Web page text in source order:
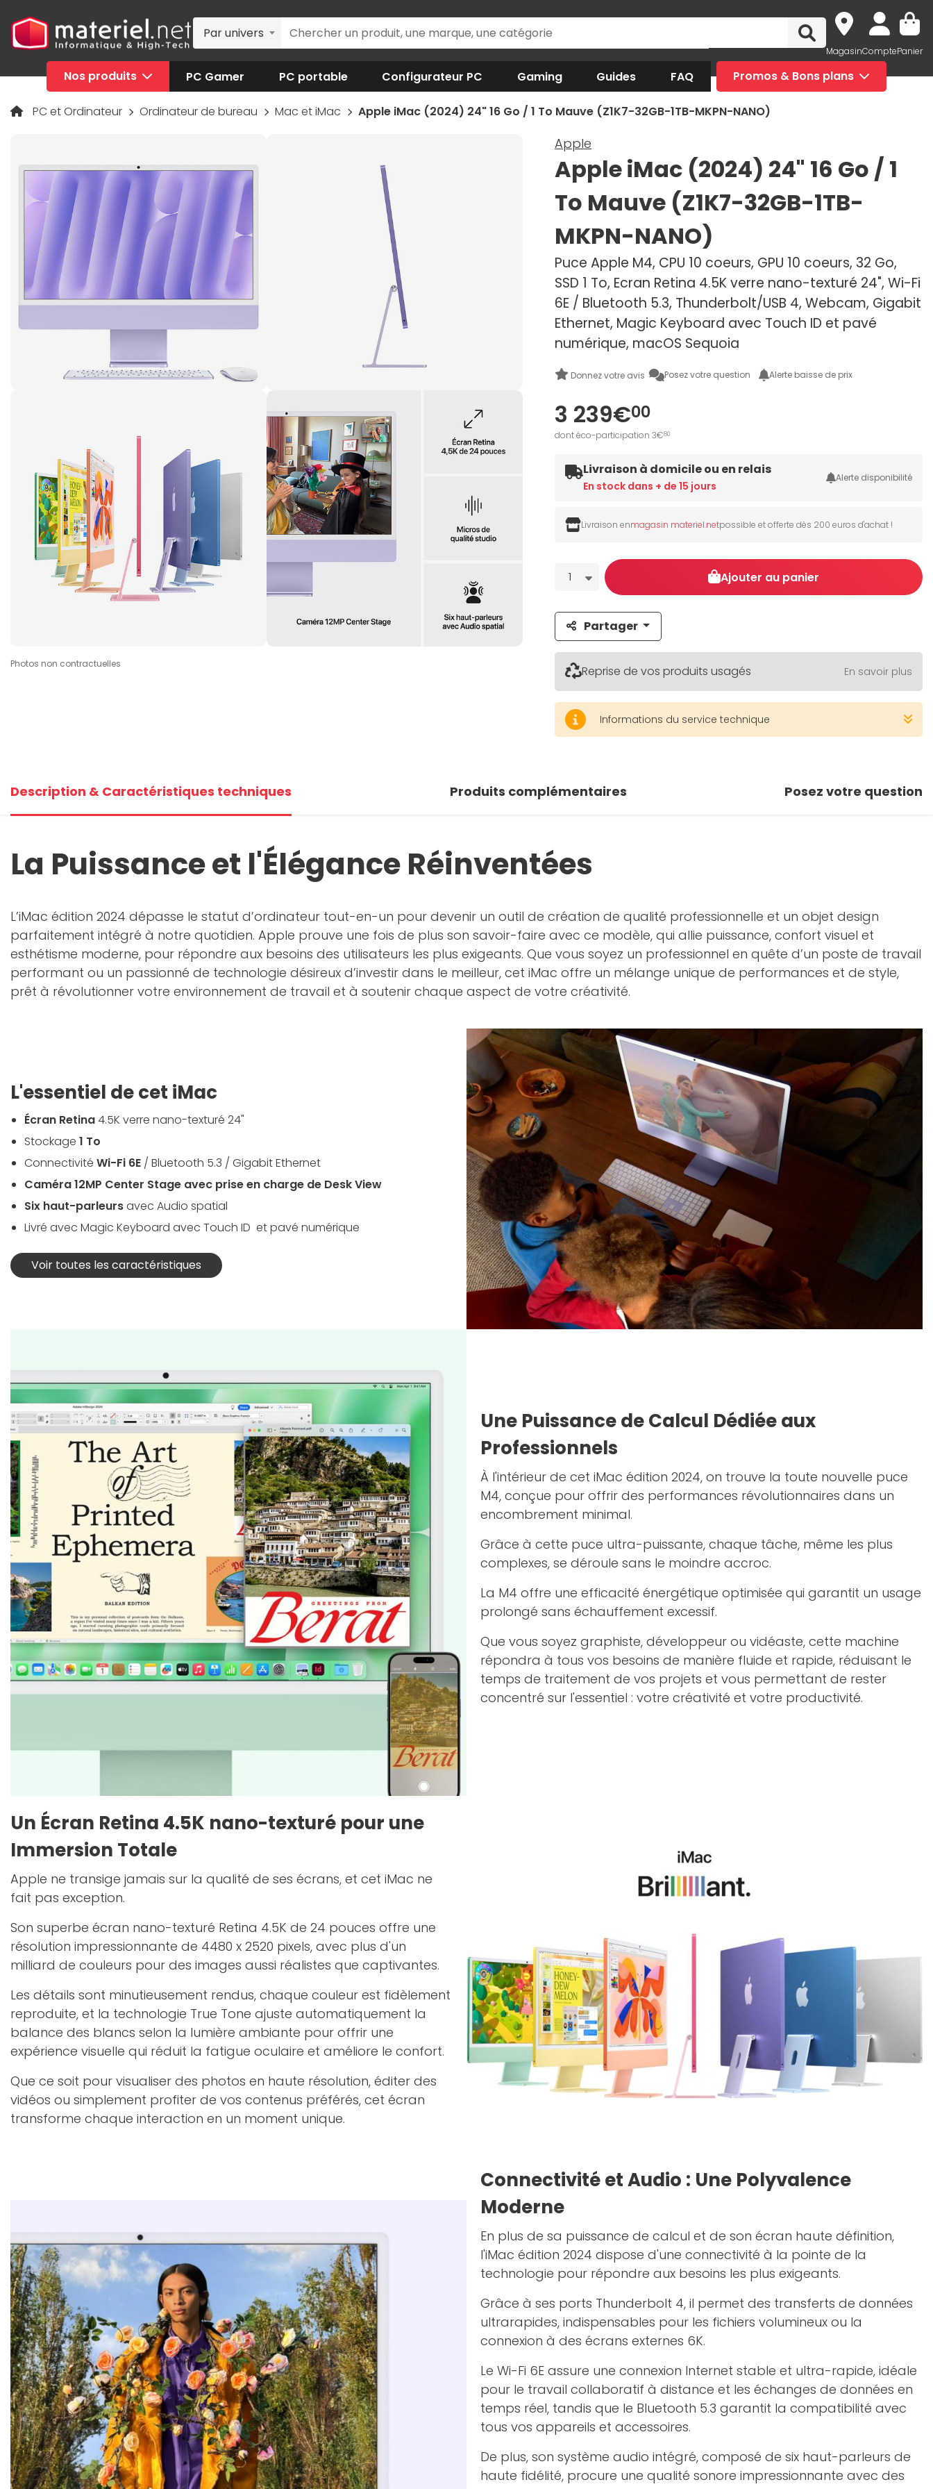
Par univers
MagasinComptePanier
Nos produits PC Gamer PC portable Configurateur PC Gaming Guides FAQ Promos & Bons plans
PC et Ordinateur Ordinateur de bureau Mac et iMac Apple iMac (2024) 24" 16 Go / 1 To Mauve (Z1K7-32GB-1TB-MKPN-NANO)
Photos non contractuelles
Apple
Apple iMac (2024) 24" 16 Go / 1
To Mauve (Z1K7-32GB-1TB-
MKPN-NANO)
Puce Apple M4, CPU 10 coeurs, GPU 10 coeurs, 32 Go,
SSD 1 To, Ecran Retina 4.5K verre nano-texturé 24", Wi-Fi
6E / Bluetooth 5.3, Thunderbolt/USB 4, Webcam, Gigabit
Ethernet, Magic Keyboard avec Touch ID et pavé
numérique, macOS Sequoia
Donnez votre avis Posez votre question Alerte baisse de prix
3 239€00
dont éco-participation 3€80
Livraison à domicile ou en relais
En stock dans + de 15 jours
Alerte disponibilité
Livraison enmagasin materiel.netpossible et offerte dès 200 euros d'achat !
Quantité
1 Ajouter au panier
Partager
Reprise de vos produits usagés En savoir plus
Informations du service technique
Description & Caractéristiques techniques Produits complémentaires Posez votre question
La Puissance et l'Élégance Réinventées
L’iMac édition 2024 dépasse le statut d’ordinateur tout-en-un pour devenir un outil de création de qualité professionnelle et un objet design
parfaitement intégré à notre quotidien. Apple prouve une fois de plus son savoir-faire avec ce modèle, qui allie puissance, confort visuel et
esthétisme moderne, pour répondre aux besoins des utilisateurs les plus exigeants. Que vous soyez un professionnel en quête d’un poste de travail
performant ou un passionné de technologie désireux d’investir dans le meilleur, cet iMac offre un mélange unique de performances et de style,
prêt à révolutionner votre environnement de travail et à soutenir chaque aspect de votre créativité.
L'essentiel de cet iMac
Écran Retina4.5K verre nano-texturé 24"
Stockage 1 To
Connectivité Wi-Fi 6E / Bluetooth 5.3 / Gigabit Ethernet
Caméra 12MP Center Stage avec prise en charge de Desk View
Six haut-parleursavec Audio spatial
Livré avec Magic Keyboard avec Touch ID et pavé numérique
Voir toutes les caractéristiques
Une Puissance de Calcul Dédiée aux
Professionnels
À l'intérieur de cet iMac édition 2024, on trouve la toute nouvelle puce
M4, conçue pour offrir des performances révolutionnaires dans un
encombrement minimal.
Grâce à cette puce ultra-puissante, chaque tâche, même les plus
complexes, se déroule sans le moindre accroc.
La M4 offre une efficacité énergétique optimisée qui garantit un usage
prolongé sans échauffement excessif.
Que vous soyez graphiste, développeur ou vidéaste, cette machine
répondra à tous vos besoins de manière fluide et rapide, réduisant le
temps de traitement de vos projets et vous permettant de rester
concentré sur l'essentiel : votre créativité et votre productivité.
Un Écran Retina 4.5K nano-texturé pour une
Immersion Totale
Apple ne transige jamais sur la qualité de ses écrans, et cet iMac ne
fait pas exception.
Son superbe écran nano-texturé Retina 4.5K de 24 pouces offre une
résolution impressionnante de 4480 x 2520 pixels, avec plus d'un
milliard de couleurs pour des images aussi réalistes que captivantes.
Les détails sont minutieusement rendus, chaque couleur est fidèlement
reproduite, et la technologie True Tone ajuste automatiquement la
balance des blancs selon la lumière ambiante pour offrir une
expérience visuelle qui réduit la fatigue oculaire et améliore le confort.
Que ce soit pour visualiser des photos en haute résolution, éditer des
vidéos ou simplement profiter de vos contenus préférés, cet écran
transforme chaque interaction en un moment unique.
Connectivité et Audio : Une Polyvalence
Moderne
En plus de sa puissance de calcul et de son écran haute définition,
l'iMac édition 2024 dispose d'une connectivité à la pointe de la
technologie pour répondre aux besoins les plus exigeants.
Grâce à ses ports Thunderbolt 4, il permet des transferts de données
ultrarapides, indispensables pour les fichiers volumineux ou la
connexion à des écrans externes 6K.
Le Wi-Fi 6E assure une connexion Internet stable et ultra-rapide, idéale
pour le travail collaboratif à distance et les échanges de données en
temps réel, tandis que le Bluetooth 5.3 garantit la compatibilité avec
tous vos appareils et accessoires.
De plus, son système audio intégré, composé de six haut-parleurs de
haute fidélité, procure une qualité sonore impressionnante avec des